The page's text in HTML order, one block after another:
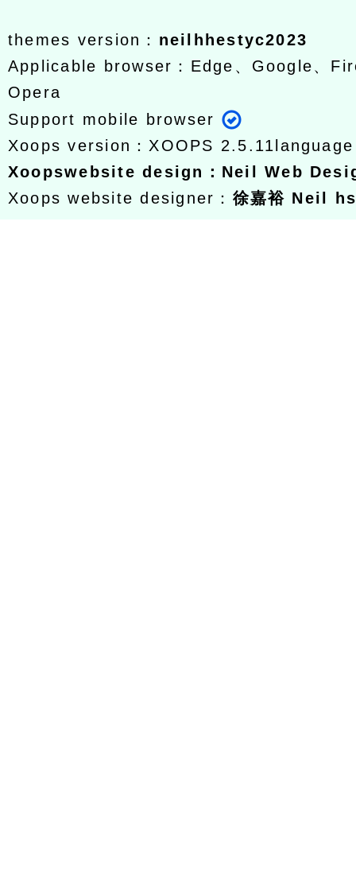
themes version： neilhhestyc2023
Applicable browser：Edge、Google、
Opera
Support mobile browser
Xoops version： XOOPS 2.5.11
Xoopswebsite design ： Neil Web
Xoops website designer： 徐嘉裕 Neil